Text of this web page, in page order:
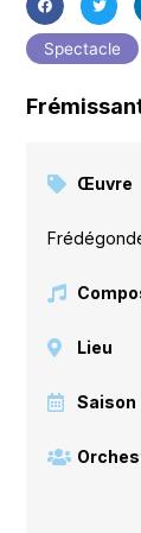
Spectacle
Œuvre
Lieu
Saison